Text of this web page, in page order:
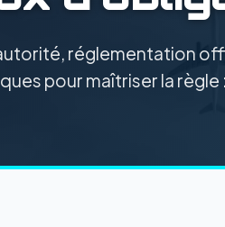
réglementation
pour maîtriser la règle :